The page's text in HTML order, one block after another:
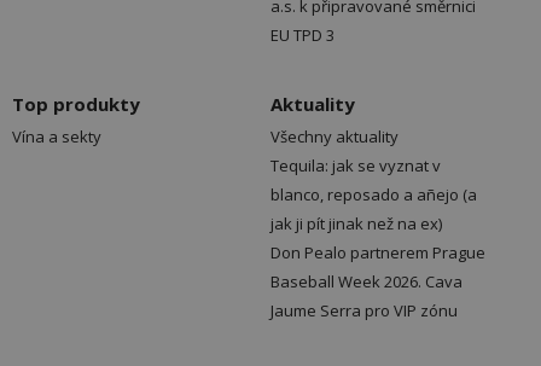
a.s. k připravované směrnici
EU TPD 3
Top produkty
Vína a sekty
Aktuality
Všechny aktuality
Tequila: jak se vyznat v
blanco, reposado a añejo (a
jak ji pít jinak než na ex)
Don Pealo partnerem Prague
Baseball Week 2026. Cava
Jaume Serra pro VIP zónu